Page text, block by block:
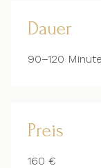
Dauer
90–120
Preis
160 €